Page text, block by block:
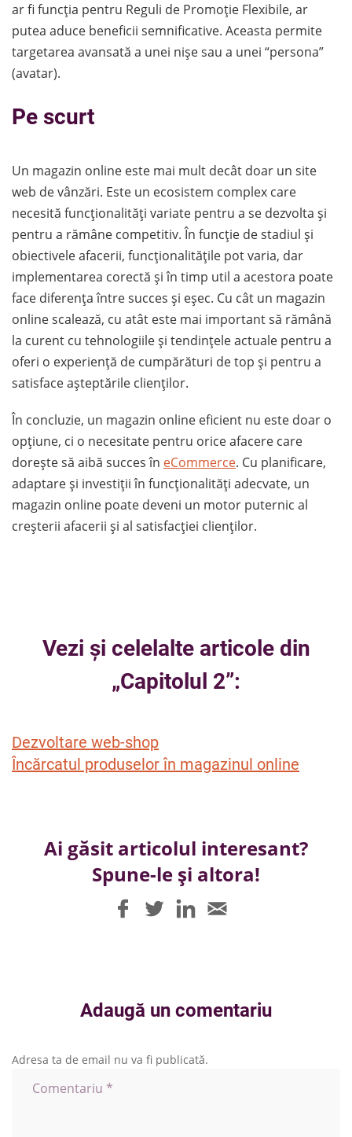
ar fi funcția pentru Reguli de Promoție Flexibile, ar
putea aduce beneficii semnificative. Aceasta permite
targetarea avansată a unei nișe sau a unei “persona”
(avatar).
Pe scurt
Un magazin online este mai mult decât doar un site
web de vânzări. Este un ecosistem complex care
necesită funcționalități variate pentru a se dezvolta și
pentru a rămâne competitiv. În funcție de stadiul și
obiectivele afacerii, funcționalitățile pot varia, dar
implementarea corectă și în timp util a acestora poate
face diferența între succes și eșec. Cu cât un magazin
online scalează, cu atât este mai important să rămână
la curent cu tehnologiile și tendințele actuale pentru a
oferi o experiență de cumpărături de top și pentru a
satisface așteptările clienților.
În concluzie, un magazin online eficient nu este doar o
opțiune, ci o necesitate pentru orice afacere care
dorește să aibă succes în eCommerce. Cu planificare,
adaptare și investiții în funcționalități adecvate, un
magazin online poate deveni un motor puternic al
creșterii afacerii și al satisfacției clienților.
Vezi și celelalte articole din
„Capitolul 2”:
Dezvoltare web-shop
Încărcatul produselor în magazinul online
Ai găsit articolul interesant?
Spune-le și altora!
Adaugă un comentariu
Adresa ta de email nu va fi publicată.